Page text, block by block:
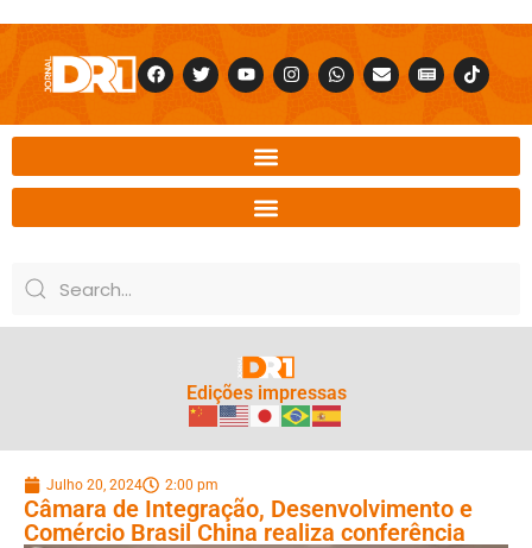
Edições impressas
Julho 20, 2024 2:00 pm
Câmara de Integração, Desenvolvimento e
Comércio Brasil China realiza conferência